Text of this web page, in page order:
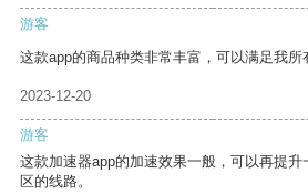
游客
这款app的商品种类非常丰富，可以满足我所
2023-12-20
游客
这款加速器app的加速效果一般，可以再提
区的线路。